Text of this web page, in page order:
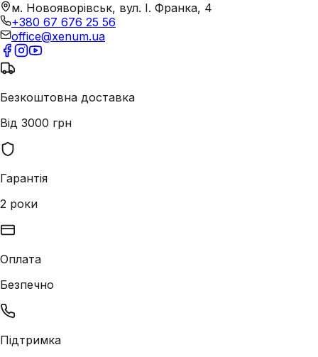
м. Новояворівськ, вул. І. Франка, 4
+380 67 676 25 56
office@xenum.ua
Безкоштовна доставка
Від 3000 грн
Гарантія
2 роки
Оплата
Безпечно
Підтримка